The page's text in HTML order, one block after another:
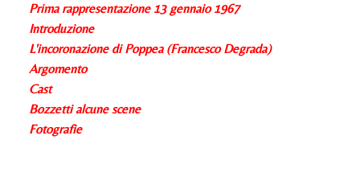
Prima rappresentazione 13 gennaio 1967
Introduzione
L'incoronazione di Poppea (Francesco Degrada)
Argomento
Cast
Bozzetti alcune scene
Fotografie